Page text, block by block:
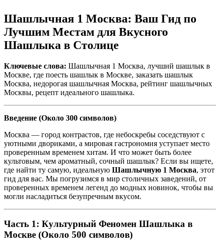
Шашлычная 1 Москва: Ваш Гид по
Лучшим Местам для Вкусного
Шашлыка в Столице
Ключевые слова: Шашлычная 1 Москва, лучший шашлык в
Москве, где поесть шашлык в Москве, заказать шашлык
Москва, недорогая шашлычная Москва, рейтинг шашлычных
Москвы, рецепт идеального шашлыка.
Введение (Около 300 символов)
Москва — город контрастов, где небоскребы соседствуют с
уютными двориками, а мировая гастрономия уступает место
проверенным временем хитам. И что может быть более
культовым, чем ароматный, сочный шашлык? Если вы ищете,
где найти ту самую, идеальную Шашлычную 1 Москва, этот
гид для вас. Мы погрузимся в мир столичных заведений, от
проверенных временем легенд до модных новинок, чтобы вы
могли насладиться безупречным вкусом.
Часть 1: Культурный Феномен Шашлыка в
Москве (Около 500 символов)